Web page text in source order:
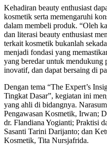
Kehadiran beauty enthusiast
kosmetik serta memengaruhi
dalam membeli produk. “Oleh
dan literasi beauty enthusiast
terkait kosmetik bukanlah
menjadi fondasi yang
yang beredar untuk mendukung
inovatif, dan dapat bersaing di
Dengan tema “The Expert’s
Tingkat Dasar”, kegiatan ini
yang ahli di bidangnya.
Pengawasan Kosmetik, Irwan;
dr. Flandiana Yogianti; Praktisi
Sasanti Tarini Darijanto; dan
Kosmetik, Tita Nursjafrida.